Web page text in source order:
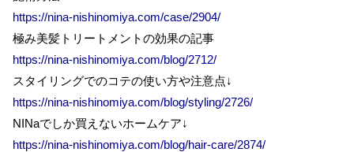
https://nina-nishinomiya.com/case/2904/
極み美髪トリートメントの効果の記事
https://nina-nishinomiya.com/blog/2712/
スタイリングでのコテの使い方や注意点↓
https://nina-nishinomiya.com/blog/styling/2726/
NINaでしか買えないホームケア↓
https://nina-nishinomiya.com/blog/hair-care/2874/